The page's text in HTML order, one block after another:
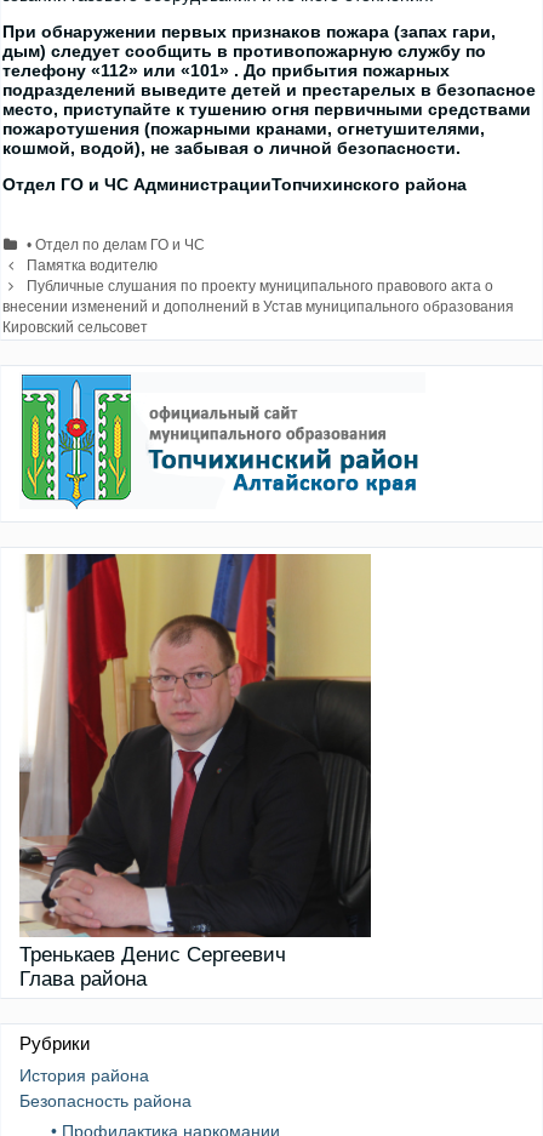
При обнаружении первых признаков пожара (запах гари,
дым) следует сообщить в противопожарную службу по
телефону «112» или «101» . До прибытия пожарных
подразделений выведите детей и престарелых в безопасное
место, приступайте к тушению огня первичными средствами
пожаротушения (пожарными кранами, огнетушителями,
кошмой, водой), не забывая о личной безопасности.
Отдел ГО и ЧС АдминистрацииТопчихинского района
Рубрики
• Отдел по делам ГО и ЧС
Навигация
записи
Памятка водителю
Публичные слушания по проекту муниципального правового акта о
внесении изменений и дополнений в Устав муниципального образования
Кировский сельсовет
Тренькаев Денис Сергеевич
Глава района
Рубрики
История района
Безопасность района
• Профилактика наркомании